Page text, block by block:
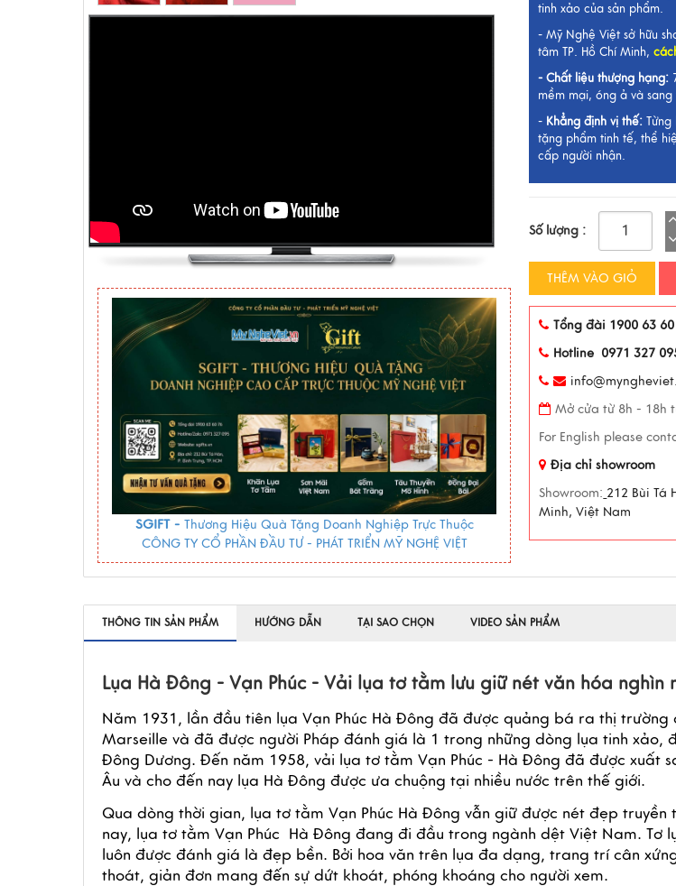
SGIFT - Thương Hiệu Quà Tặng Doanh Nghiệp Trực Thuộc
CÔNG TY CỔ PHẦN ĐẦU TƯ - PHÁT TRIỂN MỸ NGHỆ VIỆT
tinh xảo của sản phẩm.
- Mỹ Nghệ Việt sở hữu
tâm TP. Hồ Chí Minh,
-Chất liệu thượng hạng:
mềm mại, óng ả và
- Khẳng định vị thế:
tặng phẩm tinh tế, thể
cấp người nhận.
Số lượng :
THÊM VÀO GIỎ
Tổng đài 1900 63
Hotline 0971 327
Mở cửa từ 8h - 18h
For English please
Địa chỉ showroom
Showroom: 212 Bùi Tá
Minh, Việt Nam
THÔNG TIN SẢN PHẨM HƯỚNG DẪN TẠI SAO CHỌN VIDEO SẢN PHẨM
Lụa Hà Đông - Vạn Phúc - Vải lụa tơ tằm lưu giữ nét văn hóa nghìn
Năm 1931, lần đầu tiên lụa Vạn Phúc Hà Đông đã được quảng bá ra thị trường
Marseille và đã được người Pháp đánh giá là 1 trong những dòng lụa tinh xảo,
Đông Dương. Đến năm 1958, vải lụa tơ tằm Vạn Phúc - Hà Đông đã được xuất
Âu và cho đến nay lụa Hà Đông được ưa chuộng tại nhiều nước trên thế giới.
Qua dòng thời gian, lụa tơ tằm Vạn Phúc Hà Đông vẫn giữ được nét đẹp truyền
nay, lụa tơ tằm Vạn Phúc  Hà Đông đang đi đầu trong ngành dệt Việt Nam. Tơ
luôn được đánh giá là đẹp bền. Bởi hoa văn trên lụa đa dạng, trang trí cân
thoát, giản đơn mang đến sự dứt khoát, phóng khoáng cho người xem.